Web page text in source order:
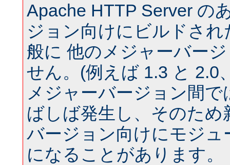
Apache HTTP Server の
ジョン向けにビルドさ
般に 他のメジャーバー
せん。(例えば 1.3 と 2.0
メジャーバージョン間
ばしば発生し、そのため
バージョン向けにモジュ
になることがあります。